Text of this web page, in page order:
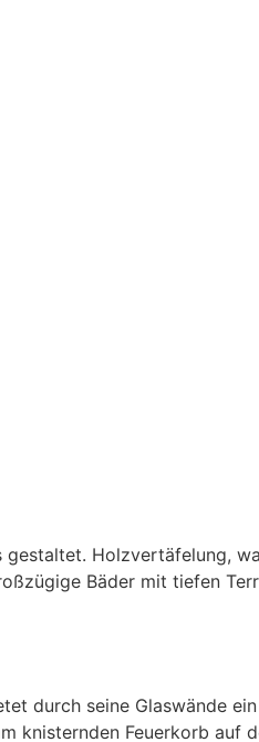
Holzvertäfelung,
Bäder mit tiefen
durch seine Glaswände
knisternden Feuerkorb auf